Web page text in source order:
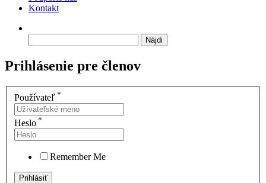
Kontakt
Prihlásenie pre členov
Používateľ *
Heslo *
Remember Me